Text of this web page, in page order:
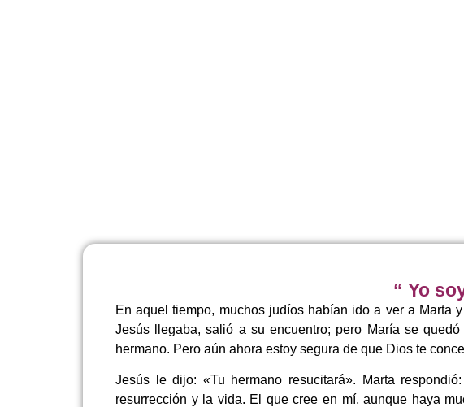
“ Yo
En aquel tiempo, muchos judíos habían ido a ver a Marta
Jesús llegaba, salió a su encuentro; pero María se
hermano. Pero aún ahora estoy segura de que Dios te
Jesús le dijo: «Tu hermano resucitará». Marta
resurrección y la vida. El que cree en mí, aunque haya